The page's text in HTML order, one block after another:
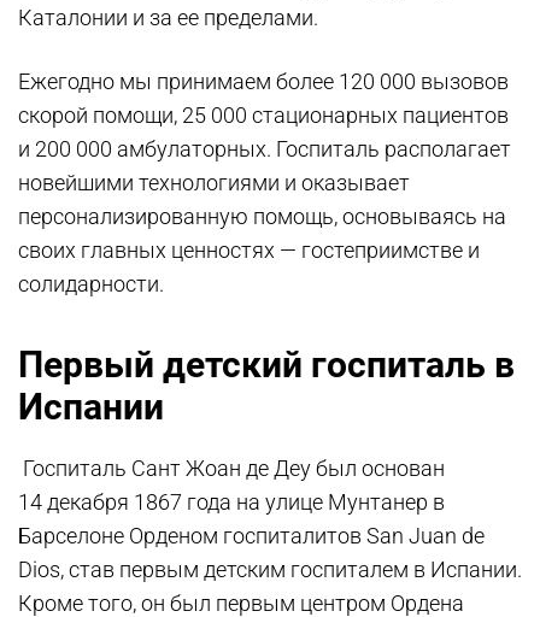
Каталонии и за ее пределами.
Ежегодно мы принимаем более 120 000 вызовов
скорой помощи, 25 000 стационарных пациентов
и 200 000 амбулаторных. Госпиталь располагает
новейшими технологиями и оказывает
персонализированную помощь, основываясь на
своих главных ценностях — гостеприимстве и
солидарности.
Первый детский госпиталь в
Испании
Госпиталь Сант Жоан де Деу был основан
14 декабря 1867 года на улице Мунтанер в
Барселоне Орденом госпиталитов San Juan de
Dios, став первым детским госпиталем в Испании.
Кроме того, он был первым центром Ордена